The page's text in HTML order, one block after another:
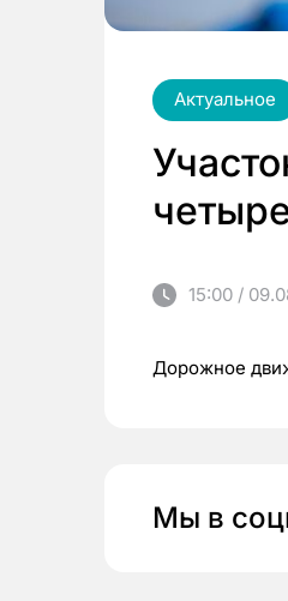
Актуальное
15:00 /
Дорожное
Мы в